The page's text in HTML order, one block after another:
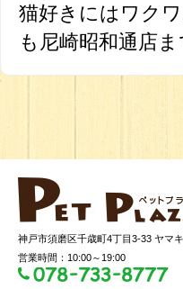
猫好きにはワク
も尼崎昭和通店
神戸市須磨区千歳町4丁目3-33 ヤマ
営業時間：10:00～19:00